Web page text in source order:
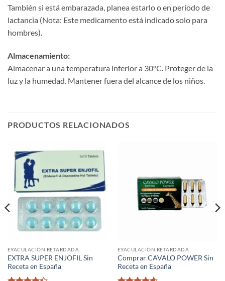
También si está embarazada, planea estarlo o en período de
lactancia (Nota: Este medicamento está indicado solo para
hombres).
Almacenamiento:​
Almacenar a una temperatura inferior a 30°C. Proteger de la
luz y la humedad. Mantener fuera del alcance de los niños.
PRODUCTOS RELACIONADOS
EYACULACIÓN RETARDADA
EXTRA SUPER ENJOFIL Sin
Receta en España
EYACULACIÓN RETARDADA
Comprar CAVALO POWER Sin
Receta en España